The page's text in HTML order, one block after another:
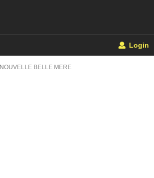
Login
NOUVELLE BELLE MERE